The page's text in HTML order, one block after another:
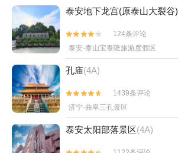
泰安地下龙宫(原泰山大裂谷)


124条评论
泰安·泰山宝泰隆旅游度假区
孔庙(4A)


1439条评论
济宁·曲阜三孔景区
泰安太阳部落景区(4A)